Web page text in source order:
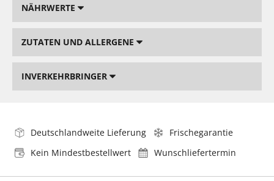
NÄHRWERTE
ZUTATEN UND ALLERGENE
INVERKEHRBRINGER
Deutschlandweite Lieferung
Frischegarantie
Kein Mindestbestellwert
Wunschliefertermin